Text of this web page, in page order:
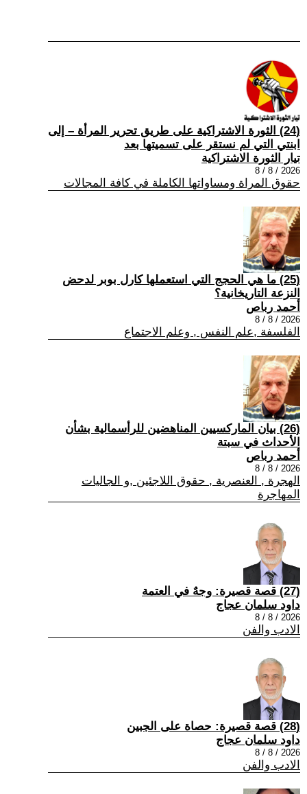
(24) الثورة الاشتراكية على طريق تحرير المرأة – إلى
ابنتي التي لم نستقر على تسميتها بعد
تيار الثورة الاشتراكية
2026 / 8 / 8
حقوق المراة ومساواتها الكاملة في كافة المجالات
(25) ما هي الحجج التي استعملها كارل بوبر لدحض
النزعة التاريخانية؟
أحمد رباص
2026 / 8 / 8
الفلسفة ,علم النفس , وعلم الاجتماع
(26) بيان الماركسيين المناهضين للرأسمالية بشأن
الأحداث في سبتة
أحمد رباص
2026 / 8 / 8
الهجرة , العنصرية , حقوق اللاجئين ,و الجاليات
المهاجرة
(27) قصة قصيرة: وجهٌ في العتمة
داود سلمان عجاج
2026 / 8 / 8
الادب والفن
(28) قصة قصيرة: حصاة على الجبين
داود سلمان عجاج
2026 / 8 / 8
الادب والفن